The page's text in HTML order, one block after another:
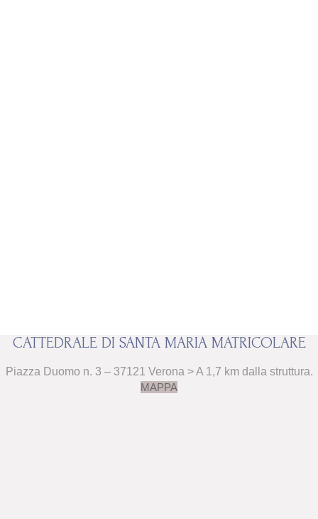
CATTEDRALE DI SANTA MARIA MATRICOLARE
Piazza Duomo n. 3 – 37121 Verona > A 1,7 km dalla struttura.
MAPPA